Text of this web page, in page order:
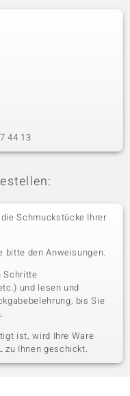
44 13
Schmuckstücke Ihrer
bitte den Anweisungen.
Schritte
und lesen und
bis Sie
ist, wird Ihre Ware
zu Ihnen geschickt.